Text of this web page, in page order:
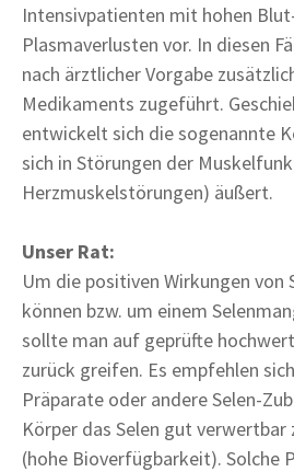
Intensivpatienten mit hohen
Plasmaverlusten vor. In diesen
nach ärztlicher Vorgabe
Medikaments zugeführt.
entwickelt sich die sogenannte
sich in Störungen der
Herzmuskelstörungen) äußert.
Unser Rat:
Um die positiven Wirkungen von
können bzw. um einem
sollte man auf geprüfte
zurück greifen. Es empfehlen
Präparate oder andere Selen-
Körper das Selen gut
(hohe Bioverfügbarkeit). Solche